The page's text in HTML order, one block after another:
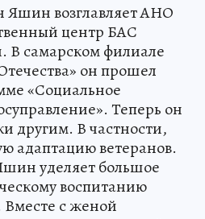
Яшин возглавляет АНО
центр БАС
В самарском филиале
он прошел
«Социальное
Теперь он
другим. В частности,
адаптацию ветеранов.
уделяет большое
воспитанию
с женой